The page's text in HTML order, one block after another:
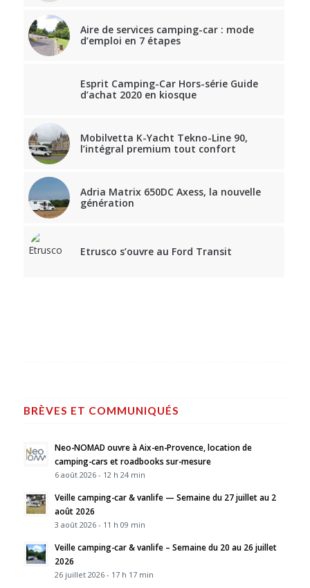
Aire de services camping-car : mode
d’emploi en 7 étapes
Esprit Camping-Car Hors-série Guide
d’achat 2020 en kiosque
Mobilvetta K-Yacht Tekno-Line 90,
l’intégral premium tout confort
Adria Matrix 650DC Axess, la nouvelle
génération
Etrusco s’ouvre au Ford Transit
BRÈVES ET COMMUNIQUÉS
Neo-NOMAD ouvre à Aix-en-Provence, location de
camping-cars et roadbooks sur-mesure
6 août 2026 - 12 h 24 min
Veille camping-car & vanlife — Semaine du 27 juillet au 2
août 2026
3 août 2026 - 11 h 09 min
Veille camping-car & vanlife – Semaine du 20 au 26 juillet
2026
26 juillet 2026 - 17 h 17 min